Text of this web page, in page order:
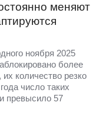
меняют
ноября 2025
более
количество резко
число таких
превысило 57